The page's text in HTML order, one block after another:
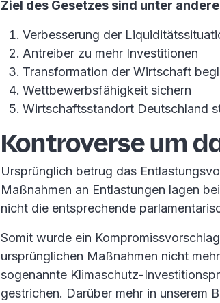
Ziel des Gesetzes sind unter
Verbesserung der
Antreiber zu mehr Investitionen
Transformation der Wirtschaft
Wettbewerbsfähigkeit sichern
Wirtschaftsstandort Deutschland
Kontroverse um
Ursprünglich betrug das
Maßnahmen an Entlastungen lagen
nicht die entsprechende
Somit wurde ein
ursprünglichen Maßnahmen nicht
sogenannte Klimaschutz-
gestrichen. Darüber mehr in unserem